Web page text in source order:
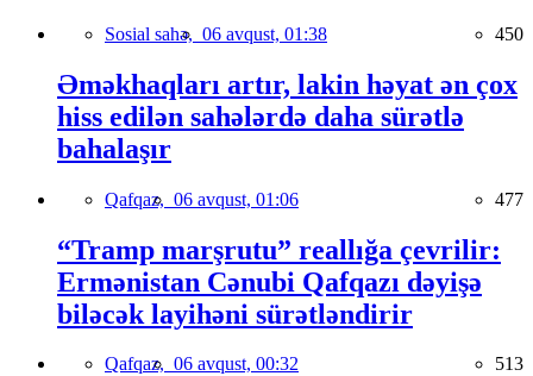
Sosial sahə, 06 avqust, 01:38 450
Əməkhaqları artır, lakin həyat ən çox
hiss edilən sahələrdə daha sürətlə
bahalaşır
Qafqaz, 06 avqust, 01:06 477
“Tramp marşrutu” reallığa çevrilir:
Ermənistan Cənubi Qafqazı dəyişə
biləcək layihəni sürətləndirir
Qafqaz, 06 avqust, 00:32 513